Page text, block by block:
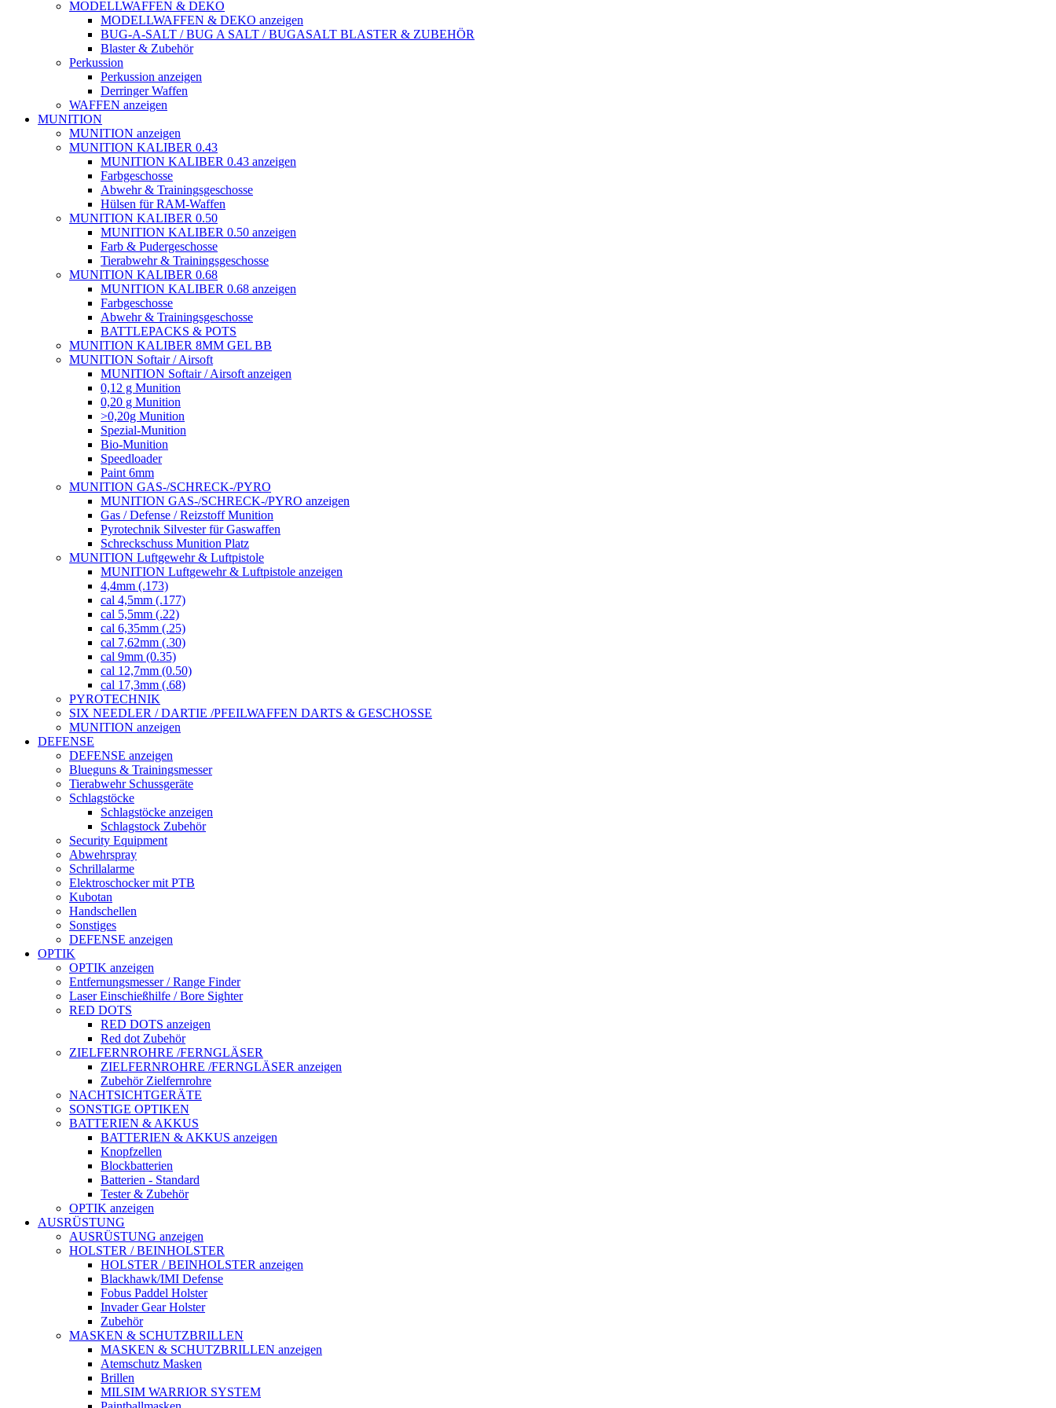
MODELLWAFFEN & DEKO
MODELLWAFFEN & DEKO anzeigen
BUG-A-SALT / BUG A SALT / BUGASALT BLASTER & ZUBEHÖR
Blaster & Zubehör
Perkussion
Perkussion anzeigen
Derringer Waffen
WAFFEN anzeigen
MUNITION
MUNITION anzeigen
MUNITION KALIBER 0.43
MUNITION KALIBER 0.43 anzeigen
Farbgeschosse
Abwehr & Trainingsgeschosse
Hülsen für RAM-Waffen
MUNITION KALIBER 0.50
MUNITION KALIBER 0.50 anzeigen
Farb & Pudergeschosse
Tierabwehr & Trainingsgeschosse
MUNITION KALIBER 0.68
MUNITION KALIBER 0.68 anzeigen
Farbgeschosse
Abwehr & Trainingsgeschosse
BATTLEPACKS & POTS
MUNITION KALIBER 8MM GEL BB
MUNITION Softair / Airsoft
MUNITION Softair / Airsoft anzeigen
0,12 g Munition
0,20 g Munition
>0,20g Munition
Spezial-Munition
Bio-Munition
Speedloader
Paint 6mm
MUNITION GAS-/SCHRECK-/PYRO
MUNITION GAS-/SCHRECK-/PYRO anzeigen
Gas / Defense / Reizstoff Munition
Pyrotechnik Silvester für Gaswaffen
Schreckschuss Munition Platz
MUNITION Luftgewehr & Luftpistole
MUNITION Luftgewehr & Luftpistole anzeigen
4,4mm (.173)
cal 4,5mm (.177)
cal 5,5mm (.22)
cal 6,35mm (.25)
cal 7,62mm (.30)
cal 9mm (0.35)
cal 12,7mm (0.50)
cal 17,3mm (.68)
PYROTECHNIK
SIX NEEDLER / DARTIE /PFEILWAFFEN DARTS & GESCHOSSE
MUNITION anzeigen
DEFENSE
DEFENSE anzeigen
Blueguns & Trainingsmesser
Tierabwehr Schussgeräte
Schlagstöcke
Schlagstöcke anzeigen
Schlagstock Zubehör
Security Equipment
Abwehrspray
Schrillalarme
Elektroschocker mit PTB
Kubotan
Handschellen
Sonstiges
DEFENSE anzeigen
OPTIK
OPTIK anzeigen
Entfernungsmesser / Range Finder
Laser Einschießhilfe / Bore Sighter
RED DOTS
RED DOTS anzeigen
Red dot Zubehör
ZIELFERNROHRE /FERNGLÄSER
ZIELFERNROHRE /FERNGLÄSER anzeigen
Zubehör Zielfernrohre
NACHTSICHTGERÄTE
SONSTIGE OPTIKEN
BATTERIEN & AKKUS
BATTERIEN & AKKUS anzeigen
Knopfzellen
Blockbatterien
Batterien - Standard
Tester & Zubehör
OPTIK anzeigen
AUSRÜSTUNG
AUSRÜSTUNG anzeigen
HOLSTER / BEINHOLSTER
HOLSTER / BEINHOLSTER anzeigen
Blackhawk/IMI Defense
Fobus Paddel Holster
Invader Gear Holster
Zubehör
MASKEN & SCHUTZBRILLEN
MASKEN & SCHUTZBRILLEN anzeigen
Atemschutz Masken
Brillen
MILSIM WARRIOR SYSTEM